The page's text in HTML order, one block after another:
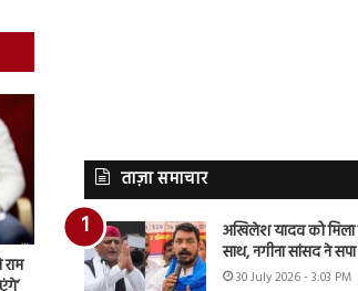
ताज़ा समाचार
अखिलेश यादव को
साथ, नगीना सांसद ने
30 July 2026 - 3:03 PM